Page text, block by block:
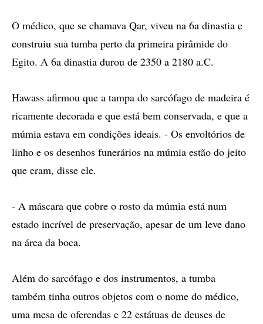
O médico, que se chamava Qar, viveu na 6a dinastia e
construiu sua tumba perto da primeira pirâmide do
Egito. A 6a dinastia durou de 2350 a 2180 a.C.
Hawass afirmou que a tampa do sarcófago de madeira é
ricamente decorada e que está bem conservada, e que a
múmia estava em condições ideais. - Os envoltórios de
linho e os desenhos funerários na múmia estão do jeito
que eram, disse ele.
- A máscara que cobre o rosto da múmia está num
estado incrível de preservação, apesar de um leve dano
na área da boca.
Além do sarcófago e dos instrumentos, a tumba
também tinha outros objetos com o nome do médico,
uma mesa de oferendas e 22 estátuas de deuses de